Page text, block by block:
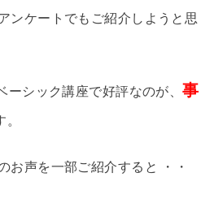
ンケートでもご紹介しようと思
ーシック講座で好評なのが、事
。
お声を一部ご紹介すると ・・